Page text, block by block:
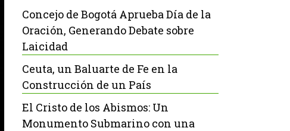
Concejo de Bogotá Aprueba Día de la
Oración, Generando Debate sobre
Laicidad
Ceuta, un Baluarte de Fe en la
Construcción de un País
El Cristo de los Abismos: Un
Monumento Submarino con una